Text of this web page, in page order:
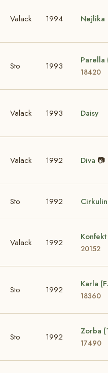
Valack 1994 Nejlika
Sto 1993
Parella
18420
Valack 1993 Daisy
Valack 1992 Diva 📷
Sto 1992
Valack 1992
Konfekt
20152
Sto 1992
Karla
18360
Sto 1992
Zorba
17490